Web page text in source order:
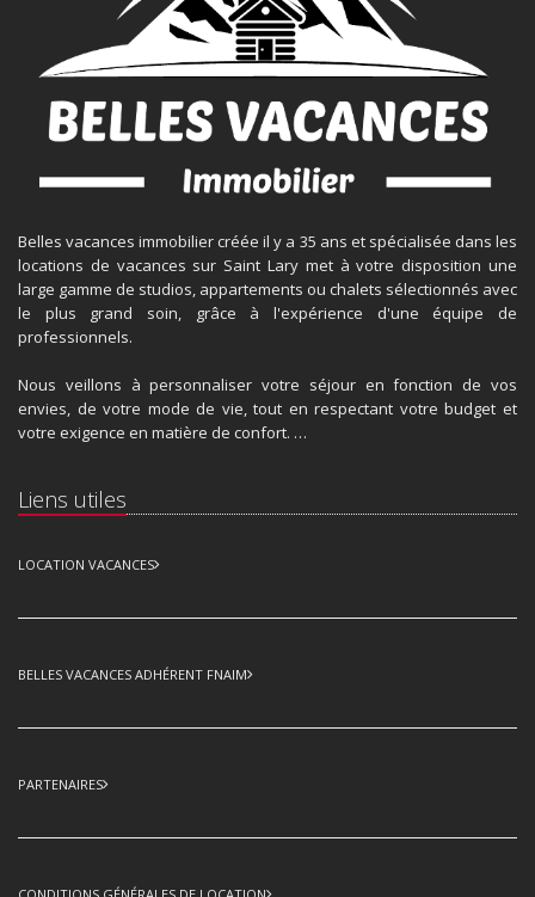
Belles vacances immobilier créée il y a 35 ans et spécialisée dans les
locations de vacances sur Saint Lary met à votre disposition une
large gamme de studios, appartements ou chalets sélectionnés avec
le plus grand soin, grâce à l'expérience d'une équipe de
professionnels.
Nous veillons à personnaliser votre séjour en fonction de vos
envies, de votre mode de vie, tout en respectant votre budget et
votre exigence en matière de confort. …
Liens utiles
LOCATION VACANCES
BELLES VACANCES ADHÉRENT FNAIM
PARTENAIRES